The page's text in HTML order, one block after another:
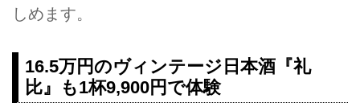
しめます。
16.5万円のヴィンテージ日本酒『礼
比』も1杯9,900円で体験